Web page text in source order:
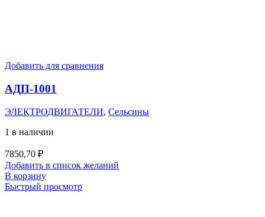
Добавить для сравнения
АДП-1001
ЭЛЕКТРОДВИГАТЕЛИ, Сельсины
1 в наличии
7850,70 ₽
Добавить в список желаний
В корзину
Быстрый просмотр